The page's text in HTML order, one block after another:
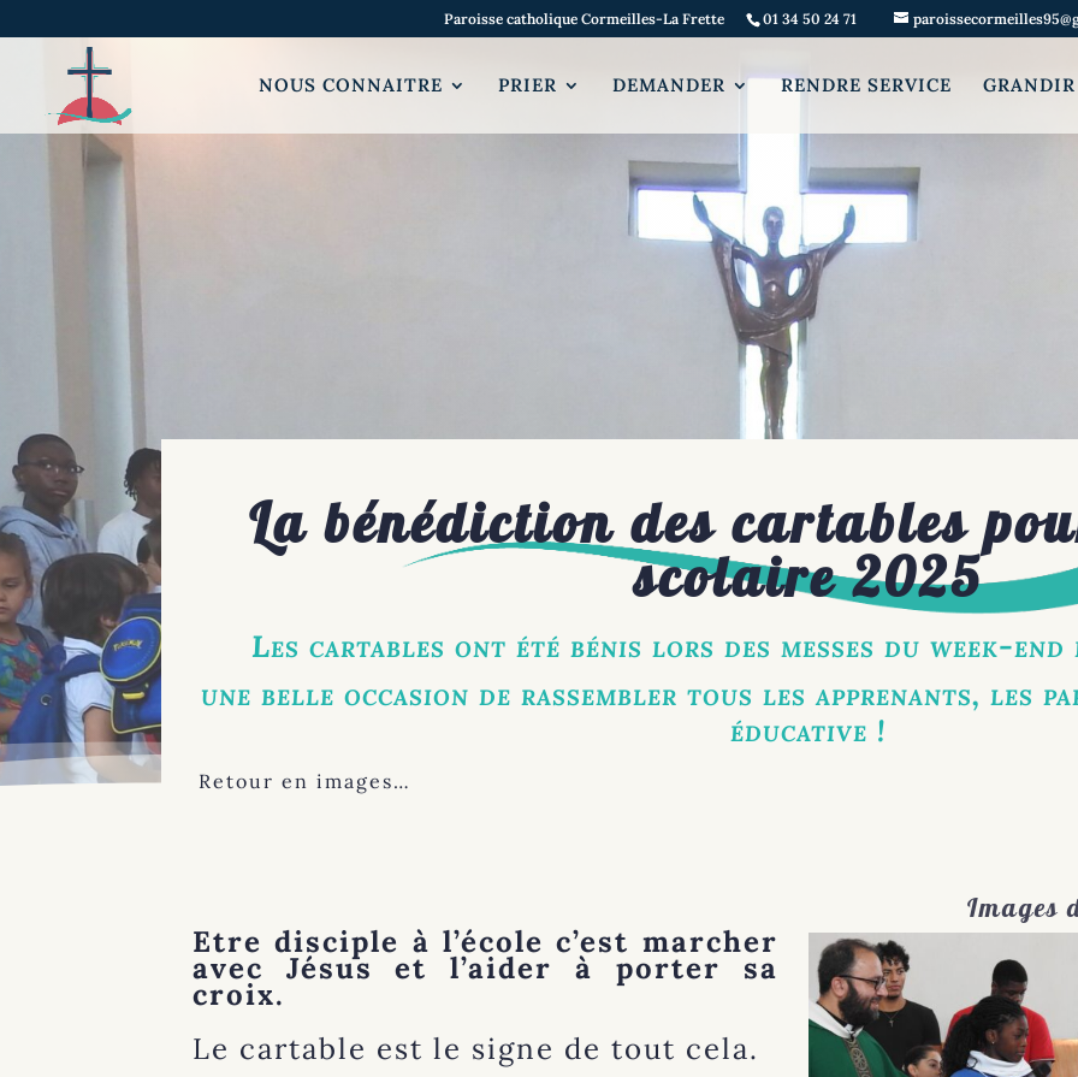
Paroisse catholique Cormeilles-La Frette 01 34 50 24 71
NOUS CONNAITRE PRIER DEMANDER RENDRE SERVICE
La bénédiction des cartables
scolaire 2025
Les cartables ont été bénis lors des messes du week-end
une belle occasion de rassembler tous les apprenants, les
éducative !
Retour en images…
Etre disciple à l’école c’est marcher
avec Jésus et l’aider à porter sa
croix.
Le cartable est le signe de tout cela.
Images